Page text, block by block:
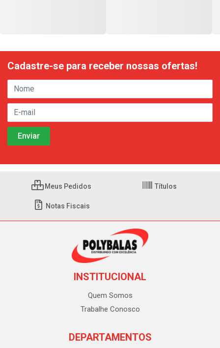
Cadastre-se para receber nossas ofertas!
Meus Pedidos Títulos
Notas Fiscais
INSTITUCIONAL
Quem Somos
Trabalhe Conosco
DEPARTAMENTOS